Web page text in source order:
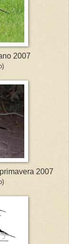
2007
2007